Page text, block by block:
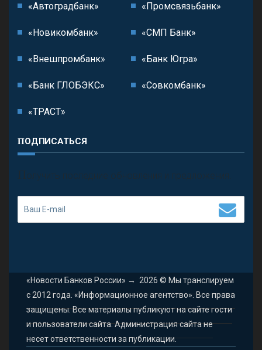
«Автоградбанк» «Промсвязьбанк»
«Новикомбанк» «СМП Банк»
«Внешпромбанк» «Банк Югра»
«Банк ГЛОБЭКС» «Совкомбанк»
«ТРАСТ»
ПОДПИСАТЬСЯ
П олучить последние обновления и предложения.
«Новости Банков России» → 2026 © Мы транслируем
с 2012 года. «Информационное агентство». Все права
защищены. Все материалы публикуют на сайте гости
и пользователи сайта. Администрация сайта не
несет ответственности за публикации.